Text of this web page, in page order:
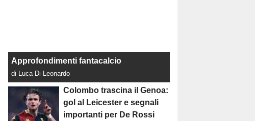
Approfondimenti fantacalcio
di Luca Di Leonardo
Colombo trascina il Genoa:
gol al Leicester e segnali
importanti per De Rossi